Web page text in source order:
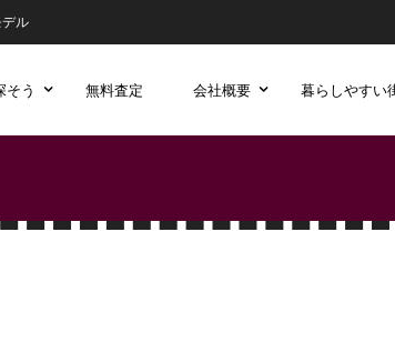
ル
そう 無料査定 会社概要 暮らしやすい